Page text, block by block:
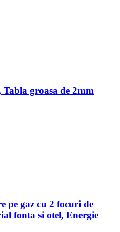
groasa de 2mm
pe gaz cu 2 focuri de
fonta si otel, Energie